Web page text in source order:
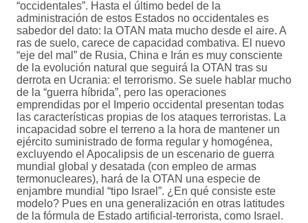
“occidentales”. Hasta el último bedel de la
administración de estos Estados no occidentales es
sabedor del dato: la OTAN mata mucho desde el aire. A
ras de suelo, carece de capacidad combativa. El nuevo
“eje del mal” de Rusia, China e Irán es muy consciente
de la evolución natural que seguirá la OTAN tras su
derrota en Ucrania: el terrorismo. Se suele hablar mucho
de la “guerra híbrida”, pero las operaciones
emprendidas por el Imperio occidental presentan todas
las características propias de los ataques terroristas. La
incapacidad sobre el terreno a la hora de mantener un
ejército suministrado de forma regular y homogénea,
excluyendo el Apocalipsis de un escenario de guerra
mundial global y desatada (con empleo de armas
termonucleares), hará de la OTAN una especie de
enjambre mundial “tipo Israel”. ¿En qué consiste este
modelo? Pues en una generalización en otras latitudes
de la fórmula de Estado artificial-terrorista, como Israel.